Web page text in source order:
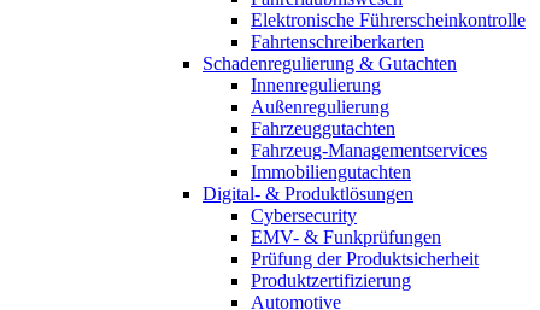
Elektronische Führerscheinkontrolle
Fahrtenschreiberkarten
Schadenregulierung & Gutachten
Innenregulierung
Außenregulierung
Fahrzeuggutachten
Fahrzeug-Managementservices
Immobiliengutachten
Digital- & Produktlösungen
Cybersecurity
EMV- & Funkprüfungen
Prüfung der Produktsicherheit
Produktzertifizierung
Automotive